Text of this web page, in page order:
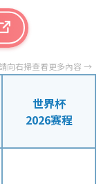
世界杯
2026赛程